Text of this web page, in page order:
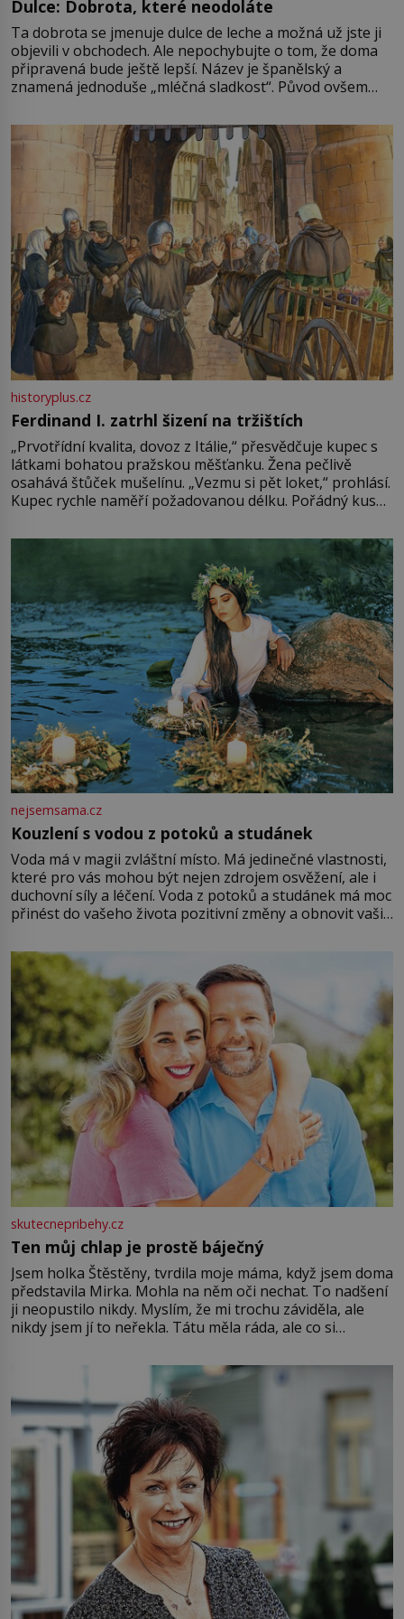
Dulce: Dobrota, které neodoláte
Ta dobrota se jmenuje dulce de leche a možná už jste ji
objevili v obchodech. Ale nepochybujte o tom, že doma
připravená bude ještě lepší. Název je španělský a
znamená jednoduše „mléčná sladkost“. Původ ovšem
pře hned několik latinskoamerických zemí a k tomu
Francie, kde se traduje,
historyplus.cz
Ferdinand I. zatrhl šizení na tržištích
„Prvotřídní kvalita, dovoz z Itálie,“ přesvědčuje kupec s
látkami bohatou pražskou měšťanku. Žena pečlivě
osahává štůček mušelínu. „Vezmu si pět loket,“ prohlásí.
Kupec rychle naměří požadovanou délku. Pořádný kus
milostpaní. Stačí jenom na sukni,“ zhodnotí švadlena
množství růžového mušelínu. „Ošidili vás, podívejte.“
Vezme do ruky dřevěnou
nejsemsama.cz
Kouzlení s vodou z potoků a studánek
Voda má v magii zvláštní místo. Má jedinečné vlastnosti,
které pro vás mohou být nejen zdrojem osvěžení, ale i
duchovní síly a léčení. Voda z potoků a studánek má moc
přinést do vašeho života pozitivní změny a obnovit vaši
můžete obohatit své rituály a přinést do svého života
větší harmonii a klid. Je důležité
skutecnepribehy.cz
Ten můj chlap je prostě báječný
Jsem holka Štěstěny, tvrdila moje máma, když jsem doma
představila Mirka. Mohla na něm oči nechat. To nadšení
ji neopustilo nikdy. Myslím, že mi trochu záviděla, ale
nikdy jsem jí to neřekla. Tátu měla ráda, ale co si
Jsme spolu moc rádi Tehdy byla jiná doba, když